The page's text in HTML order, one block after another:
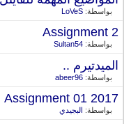
بواسطة:LoVeS
Assignment 2
بواسطة:Sultan54
الميدتيرم ..
بواسطة:abeer96
Assignment 01 2017
بواسطة:البجيدي